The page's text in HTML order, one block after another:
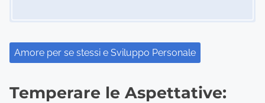
Amore per se stessi e Sviluppo Personale
Temperare le Aspettative: